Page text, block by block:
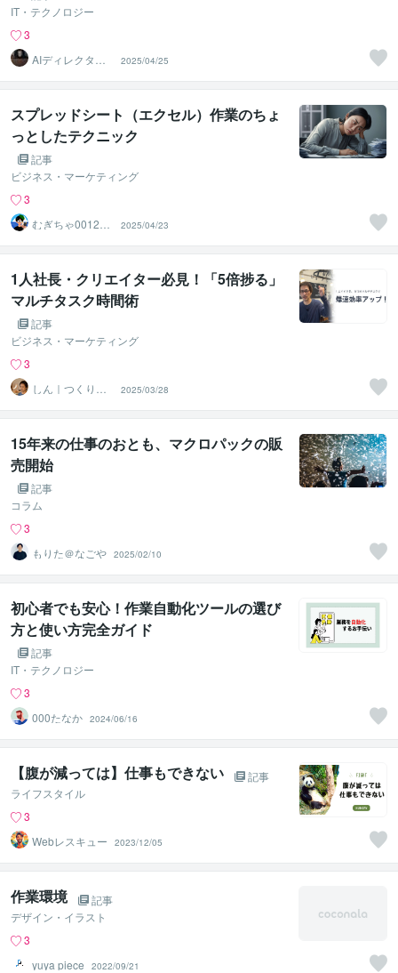
IT・テクノロジー
3
AIディレクターZ
EN「生成AI」特
化
2025/04/25
スプレッドシート（エクセル）作業のちょ
っとしたテクニック
記事
ビジネス・マーケティング
3
むぎちゃ0012
作業代行・総合
サポート
2025/04/23
1人社長・クリエイター必見！「5倍捗る」
マルチタスク時間術
記事
ビジネス・マーケティング
3
しん｜つくり手
応援サポーター
2025/03/28
15年来の仕事のおとも、マクロパックの販
売開始
記事
コラム
3
もりた＠なごや 2025/02/10
初心者でも安心！作業自動化ツールの選び
方と使い方完全ガイド
記事
IT・テクノロジー
3
000たなか 2024/06/16
【腹が減っては】仕事もできない
記事
ライフスタイル
3
Webレスキュー
2023/12/05
作業環境
記事
デザイン・イラスト
3
yuya piece
2022/09/21